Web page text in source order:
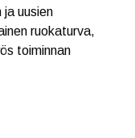
uusien
ruokaturva,
toiminnan